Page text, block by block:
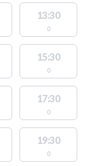
13:30
0
15:30
0
17:30
0
19:30
0